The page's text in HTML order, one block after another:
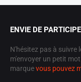
ENVIE DE
N'hésitez pas à
m'envoyer un petit mot
marquevous pouvez